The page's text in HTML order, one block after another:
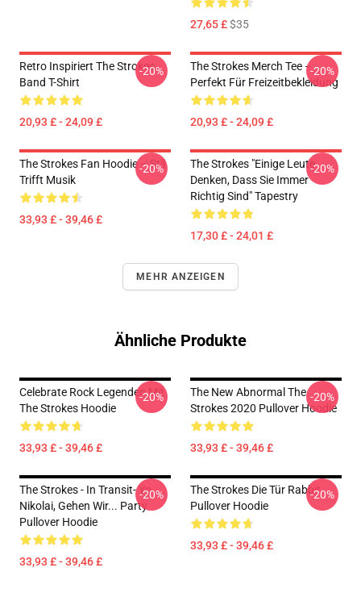
27,65 £$35
Retro Inspiriert The Strokes
Band T-Shirt
20,93 £ - 24,09 £
-20%
The Strokes Merch Tee –
Perfekt Für Freizeitbekleidung
20,93 £ - 24,09 £
-20%
The Strokes Fan Hoodie – Stil
Trifft Musik
33,93 £ - 39,46 £
-20%
The Strokes "Einige Leute
Denken, Dass Sie Immer
Richtig Sind" Tapestry
17,30 £ - 24,01 £
-20%
MEHR ANZEIGEN
Ähnliche Produkte
Celebrate Rock Legenden Mit
The Strokes Hoodie
33,93 £ - 39,46 £
-20%
The New Abnormal The
Strokes 2020 Pullover Hoodie
33,93 £ - 39,46 £
-20%
The Strokes - In Transit- Yo
Nikolai, Gehen Wir... Party
Pullover Hoodie
33,93 £ - 39,46 £
-20%
The Strokes Die Tür Rabbit
Pullover Hoodie
33,93 £ - 39,46 £
-20%